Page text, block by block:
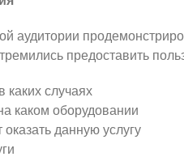
аудитории
предоставить
каких случаях
каком оборудовании
данную услугу